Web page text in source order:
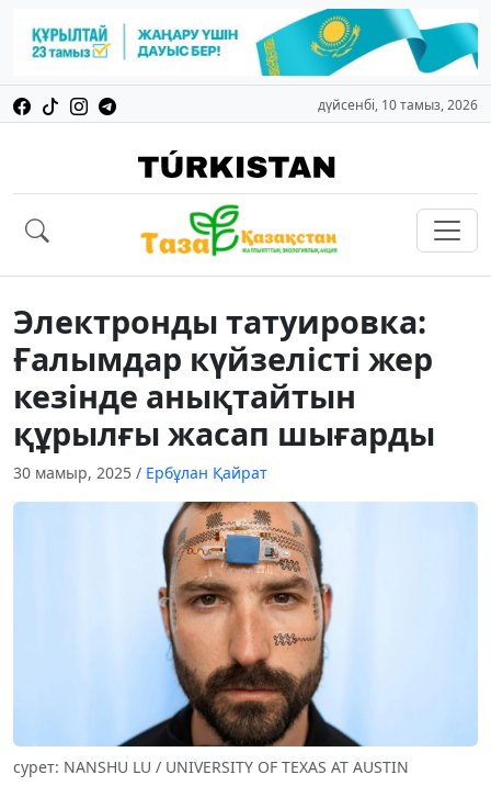
дүйсенбі, 10 тамыз, 2026
Электронды татуировка:
Ғалымдар күйзелісті жер
кезінде анықтайтын
құрылғы жасап шығарды
30 мамыр, 2025 / Ербұлан Қайрат
сурет: NANSHU LU / UNIVERSITY OF TEXAS AT AUSTIN